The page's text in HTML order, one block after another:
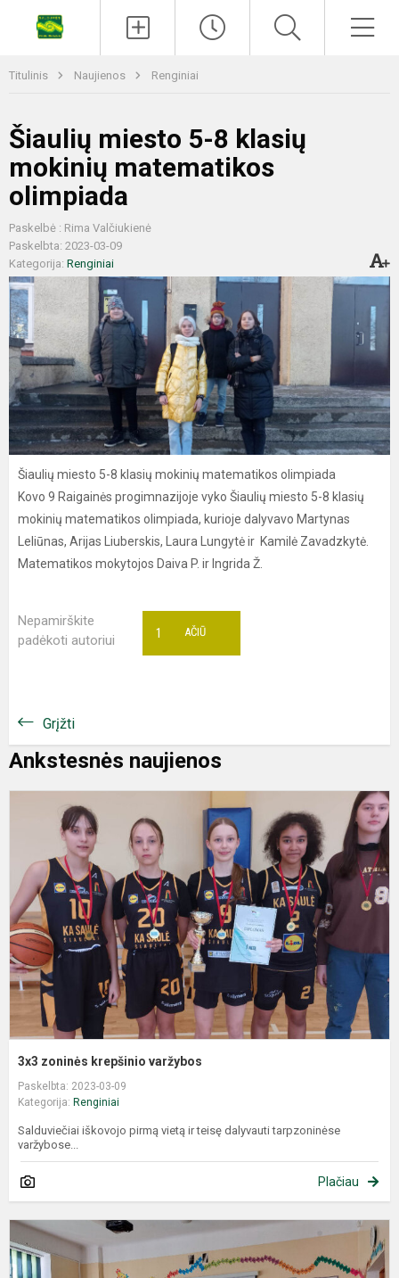
Titulinis Naujienos Renginiai
Šiaulių miesto 5-8 klasių
mokinių matematikos
olimpiada
Paskelbė : Rima Valčiukienė
Paskelbta: 2023-03-09
Kategorija: Renginiai
Šiaulių miesto 5-8 klasių mokinių matematikos olimpiada
Kovo 9 Raigainės progimnazijoje vyko Šiaulių miesto 5-8 klasių
mokinių matematikos olimpiada, kurioje dalyvavo Martynas
Leliūnas, Arijas Liuberskis, Laura Lungytė ir Kamilė Zavadzkytė.
Matematikos mokytojos Daiva P. ir Ingrida Ž.
Nepamirškite
padėkoti autoriui
AČIŪ
1
Grįžti
Ankstesnės naujienos
3x3 zoninės krepšinio varžybos
Paskelbta: 2023-03-09
Kategorija: Renginiai
Salduviečiai iškovojo pirmą vietą ir teisę dalyvauti tarpzoninėse
varžybose...
Plačiau